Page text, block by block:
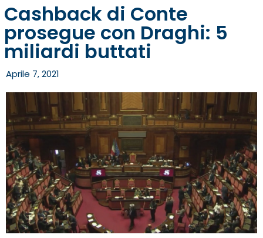
Cashback di Conte
prosegue con Draghi: 5
miliardi buttati
Aprile 7, 2021